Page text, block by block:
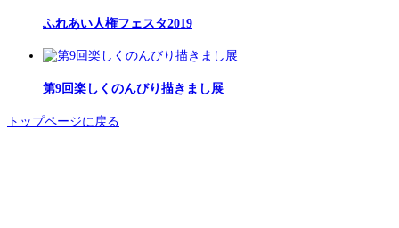
ふれあい人権フェスタ2019
第9回楽しくのんびり描きまし展
トップページに戻る